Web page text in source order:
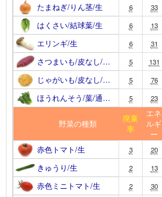
たまねぎ/りん茎/生 6 33
はくさい/結球葉/生 6 13
エリンギ/生 6 31
さつまいも/皮なし/… 5 131
じゃがいも/皮なし/… 5 76
ほうれんそう/葉/通… 5 23
野菜の種類
廃棄
率
エネ
ルギ
ー
赤色トマト/生
3 20
きゅうり/生 2 13
赤色ミニトマト/生 2 30